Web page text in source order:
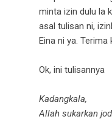
minta izin dulu la
asal tulisan ni,
Eina ni ya. Terima
Ok, ini tulisannya
Kadangkala,
Allah sukarkan